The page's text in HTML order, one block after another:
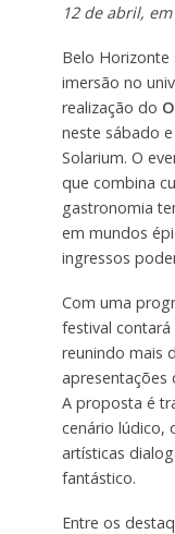
12 de abril,
Belo Horizonte
imersão no
realização do
neste sábado
Solarium. O
que combina
gastronomia
em mundos
ingressos
Com uma
festival
reunindo mais
apresentações
A proposta é
cenário lúdico,
artísticas
fantástico.
Entre os